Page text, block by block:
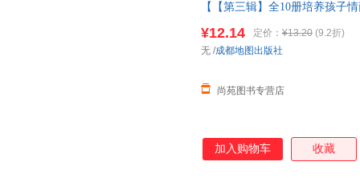
【【第三辑】全10册培养孩子
货【让您无忧购物】
¥12.14 定价： ¥13.20 (9.2折)
尚苑图书专营店
无 /成都地图出版社
加入购物车 收藏